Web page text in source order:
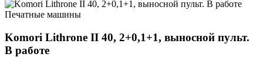
Печатные машины
Komori Lithrone II 40, 2+0,1+1, выносной пульт.
В работе